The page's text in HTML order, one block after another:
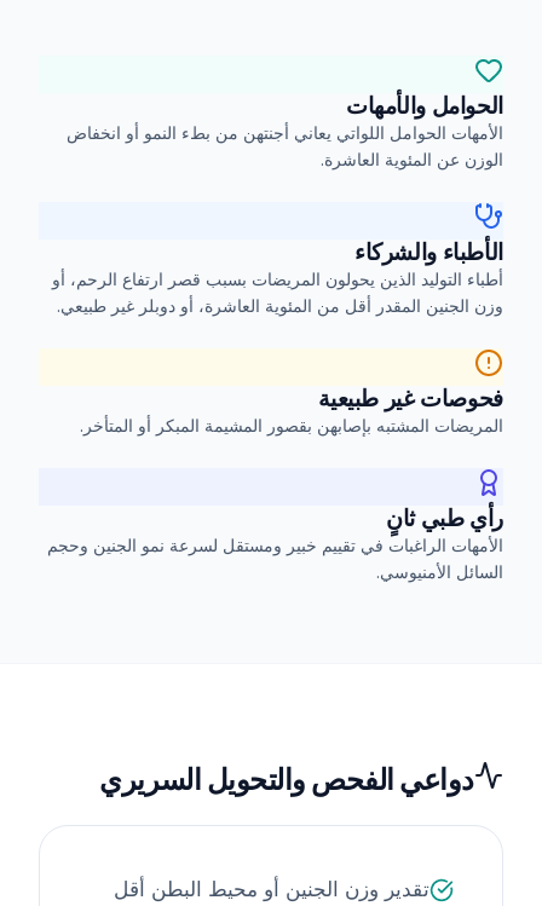
الحوامل والأمهات
الأمهات الحوامل اللواتي يعاني أجنتهن من بطء النمو أو انخفاض
الوزن عن المئوية العاشرة.
الأطباء والشركاء
أطباء التوليد الذين يحولون المريضات بسبب قصر ارتفاع الرحم، أو
وزن الجنين المقدر أقل من المئوية العاشرة، أو دوبلر غير طبيعي.
فحوصات غير طبيعية
المريضات المشتبه بإصابهن بقصور المشيمة المبكر أو المتأخر.
رأي طبي ثانٍ
الأمهات الراغبات في تقييم خبير ومستقل لسرعة نمو الجنين وحجم
السائل الأمنيوسي.
دواعي الفحص والتحويل السريري
تقدير وزن الجنين أو محيط البطن أقل